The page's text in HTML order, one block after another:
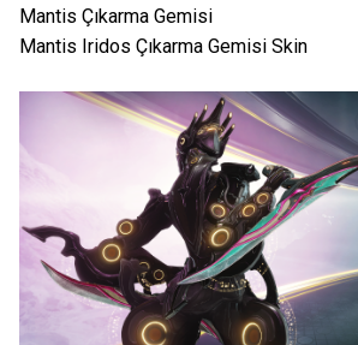
Mantis Çıkarma Gemisi
Mantis Iridos Çıkarma Gemisi Skin